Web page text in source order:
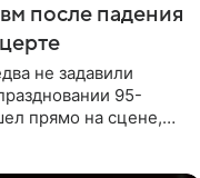
после падения
не задавили
95-
прямо на сцене,